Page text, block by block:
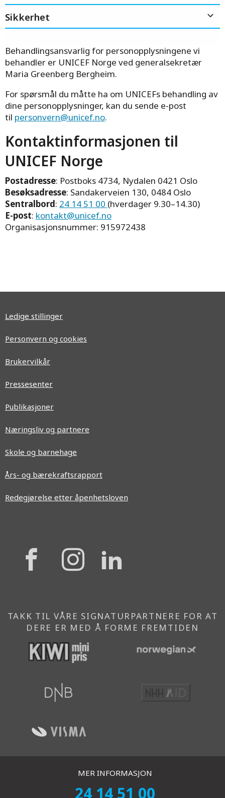
Sikkerhet
Behandlingsansvarlig for personopplysningene vi
behandler er UNICEF Norge ved generalsekretær
Maria Greenberg Bergheim.
For spørsmål du måtte ha om UNICEFs behandling av
dine personopplysninger, kan du sende e-post
til personvern@unicef.no.
Kontaktinformasjonen til
UNICEF Norge
Postadresse: Postboks 4734, Nydalen 0421 Oslo
Besøksadresse: Sandakerveien 130, 0484 Oslo
Sentralbord: 24 14 51 00 (hverdager 9.30–14.30)
E-post: kontakt@unicef.no
Organisasjonsnummer: 915972438
Ledige stillinger
Personvern og cookies
Brukervilkår
Pressesenter
Publikasjoner
Næringsliv og partnere
Skole og barnehage
Års- og bærekraftsrapport
Redegjørelse etter åpenhetsloven
{{
'Facebook'|t
}}
{{
}}
TAKK TIL VÅRE SIGNATURPARTNERE FOR AT
DERE ER MED Å FORME FREMTIDEN
MER INFORMASJON
24 14 51 00